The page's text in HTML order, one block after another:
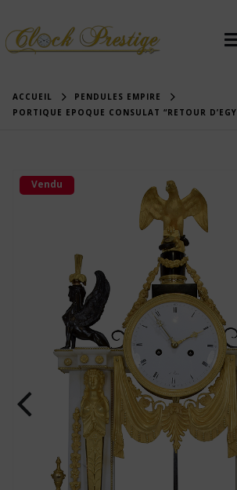
ACCUEIL
PENDULES EMPIRE
PORTIQUE EPOQUE CONSULAT “RETOUR
Vendu